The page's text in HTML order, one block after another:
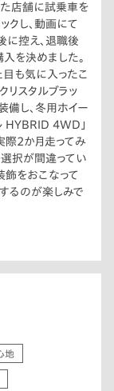
た店舗に試乗車を
クし、動画にて
に控え、退職後
を決めました。
も気に入ったこ
リスタルブラッ
備し、冬用ホイー
HYBRID 4WD」
際2か月走ってみ
択が間違ってい
飾をおこなって
るのが楽しみで
地